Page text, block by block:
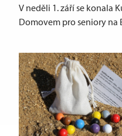
V neděli 1. září se konala
Domovem pro seniory na